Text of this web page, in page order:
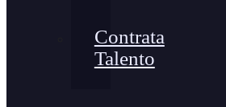
Contrata
Talento